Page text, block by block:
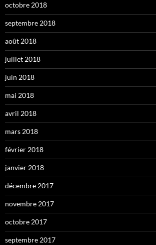
octobre 2018
septembre 2018
août 2018
juillet 2018
juin 2018
mai 2018
avril 2018
mars 2018
février 2018
janvier 2018
décembre 2017
novembre 2017
octobre 2017
septembre 2017